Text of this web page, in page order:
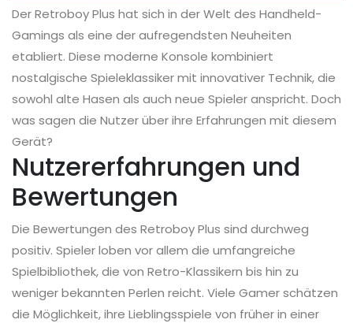
Der Retroboy Plus hat sich in der Welt des Handheld-
Gamings als eine der aufregendsten Neuheiten
etabliert. Diese moderne Konsole kombiniert
nostalgische Spieleklassiker mit innovativer Technik, die
sowohl alte Hasen als auch neue Spieler anspricht. Doch
was sagen die Nutzer über ihre Erfahrungen mit diesem
Gerät?
Nutzererfahrungen und
Bewertungen
Die Bewertungen des Retroboy Plus sind durchweg
positiv. Spieler loben vor allem die umfangreiche
Spielbibliothek, die von Retro-Klassikern bis hin zu
weniger bekannten Perlen reicht. Viele Gamer schätzen
die Möglichkeit, ihre Lieblingsspiele von früher in einer